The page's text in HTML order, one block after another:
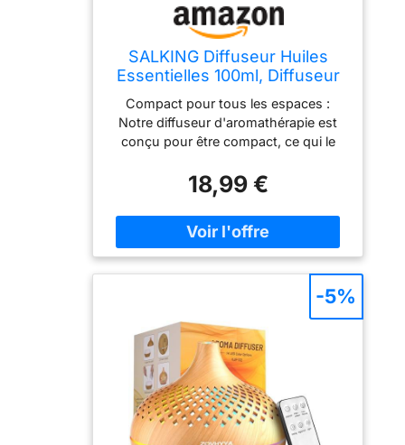
SALKING Diffuseur Huiles
Essentielles 100ml, Diffuseur
Parfum Maison 8 LED
Compact pour tous les espaces :
Notre diffuseur d'aromathérapie est
conçu pour être compact, ce qui le
Rehaussez votre décoration avec le
design minimaliste typique nordique
de notre diffuseur. Son élégance
discrète et ses lignes épurées en font
un objet de décoration parfaitement
intégré à n'importe quel intérieur.
fonctionnalité dans votre espace.
Bouton Tout-en-Un: Profitez d'une
commodité ultime grâce à la fonction
unique du bouton Tout-en-Un de
notre diffuseur. Appuyez une fois
pour démarrer la brume et parcourir
18,99 €
-5%